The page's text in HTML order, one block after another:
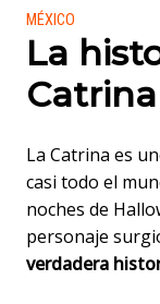
Publicado en:
MÉXICO
La
Catrina
La Catrina es
casi todo el
noches de
personaje
verdadera